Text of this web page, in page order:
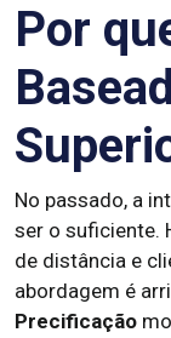
Por
No passado, a
ser o suficiente.
de distância e
abordagem é
Precificação